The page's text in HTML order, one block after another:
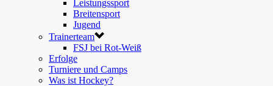
Leistungssport
Breitensport
Jugend
Trainerteam
FSJ bei Rot-Weiß
Erfolge
Turniere und Camps
Was ist Hockey?